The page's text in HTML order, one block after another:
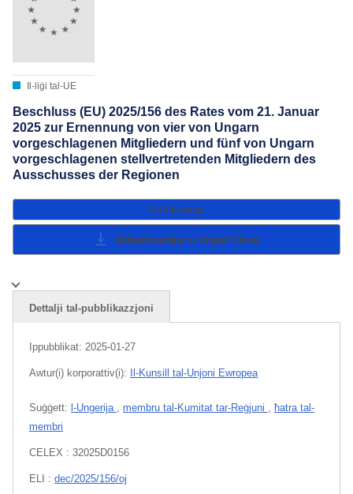
Il-liġi tal-UE
Beschluss (EU) 2025/156 des Rates vom 21. Januar
2025 zur Ernennung von vier von Ungarn
vorgeschlagenen Mitgliedern und fünf von Ungarn
vorgeschlagenen stellvertretenden Mitgliedern des
Ausschusses der Regionen
Kif tikkwota
Iddawnlowdjar u lingwi Close
Dettalji tal-pubblikazzjoni
Ippubblikat: 2025-01-27
Awtur(i) korporattiv(i): Il-Kunsill tal-Unjoni Ewropea
Suġġett: l-Ungerija membru tal-Kumitat tar-Reġjuni
ħatra tal-
membri
CELEX : 32025D0156
ELI : dec/2025/156/oj